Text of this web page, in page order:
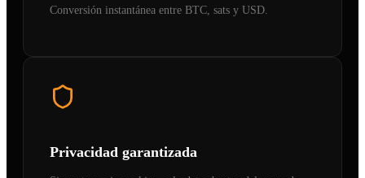
Conversión instantánea entre BTC, sats y USD.
Privacidad garantizada